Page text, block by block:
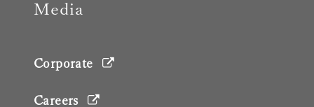
Media
Corporate
Careers